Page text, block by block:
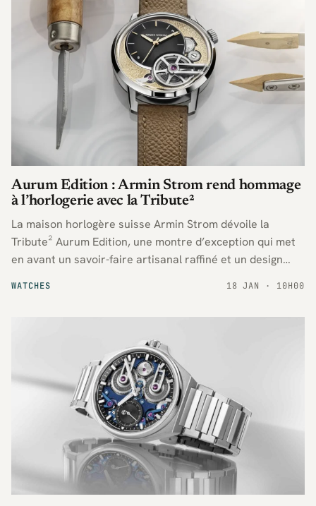
WATCHES
Aurum Edition : Armin Strom rend hommage
à l’horlogerie avec la Tribute²
La maison horlogère suisse Armin Strom dévoile la
Tribute² Aurum Edition, une montre d’exception qui met
en avant un savoir-faire artisanal raffiné et un design
18 JAN · 10H00